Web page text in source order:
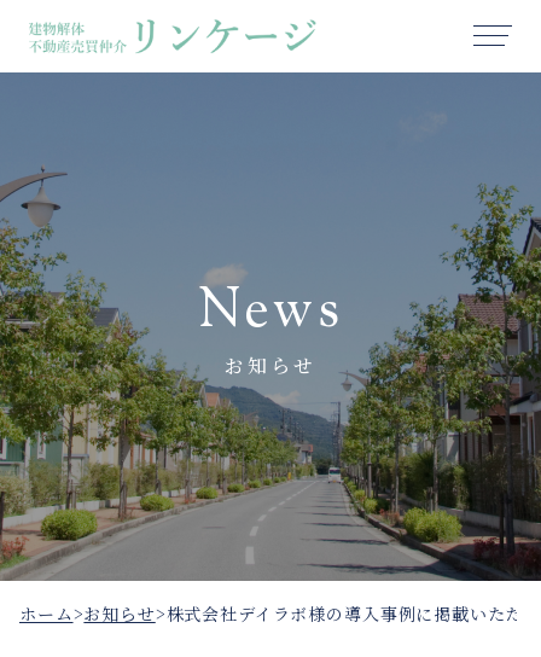
News
お知らせ
ホーム>お知らせ>株式会社デイラボ様の導入事例に掲載いただ